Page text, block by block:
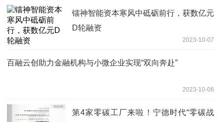
镭神智能资本寒风中砥砺前行，获数亿元
D轮融资
2023-10-07
百融云创助力金融机构与小微企业实现“双向奔赴”
2023-10-06
第4家零碳工厂来啦！宁德时代“零碳战